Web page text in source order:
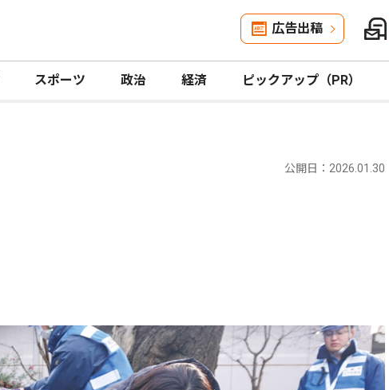
広告出稿
スポーツ 政治 経済 ピックアップ（PR）
公開日：2026.01.30